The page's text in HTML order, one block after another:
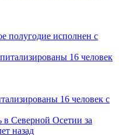
полугодие исполнен с
16 человек с